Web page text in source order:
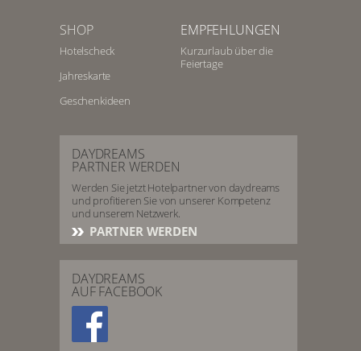
SHOP
Hotelscheck
Jahreskarte
Geschenkideen
EMPFEHLUNGEN
Kurzurlaub über die
Feiertage
DAYDREAMS
PARTNER WERDEN
Werden Sie jetzt Hotelpartner von daydreams
und profitieren Sie von unserer Kompetenz
und unserem Netzwerk.
PARTNER WERDEN
DAYDREAMS
AUF FACEBOOK